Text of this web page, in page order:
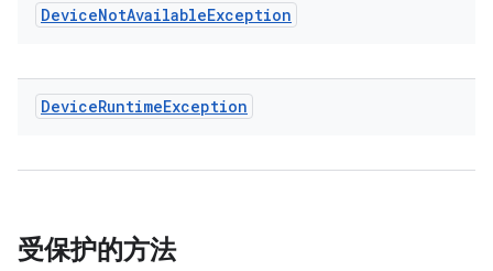
DeviceNotAvailableException
DeviceRuntimeException
受保护的方法